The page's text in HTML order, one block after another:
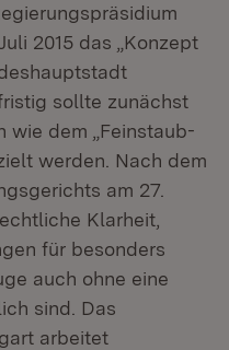
2015 das „Konzept
sollte zunächst
wie dem „Feinstaub-
werden. Nach dem
am 27.
Klarheit,
für besonders
auch ohne eine
sind. Das
arbeitet